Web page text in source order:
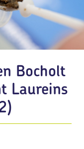
Bocholt
Laureins